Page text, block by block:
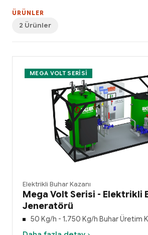
ÜRÜNLER
2 Ürünler
MEGA VOLT SERISI
Elektrikli Buhar Kazanı
Mega Volt Serisi - Elektrikli
Jeneratörü
50 Kg/h - 1.750 Kg/h Buhar Üretim